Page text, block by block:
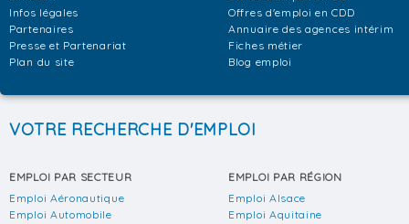
Infos légales
Partenaires
Presse et Partenariat
Plan du site
Offres d'emploi en CDD
Annuaire des agences intérim
Fiches métier
Blog emploi
VOTRE RECHERCHE D'EMPLOI
EMPLOI PAR SECTEUR
Emploi Aéronautique
Emploi Automobile
EMPLOI PAR RÉGION
Emploi Alsace
Emploi Aquitaine